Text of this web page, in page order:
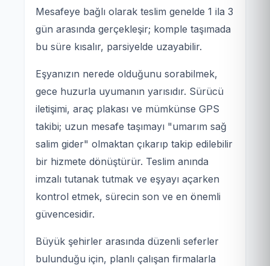
Mesafeye bağlı olarak teslim genelde 1 ila 3
gün arasında gerçekleşir; komple taşımada
bu süre kısalır, parsiyelde uzayabilir.
Eşyanızın nerede olduğunu sorabilmek,
gece huzurla uyumanın yarısıdır. Sürücü
iletişimi, araç plakası ve mümkünse GPS
takibi; uzun mesafe taşımayı "umarım sağ
salim gider" olmaktan çıkarıp takip edilebilir
bir hizmete dönüştürür. Teslim anında
imzalı tutanak tutmak ve eşyayı açarken
kontrol etmek, sürecin son ve en önemli
güvencesidir.
Büyük şehirler arasında düzenli seferler
bulunduğu için, planlı çalışan firmalarla